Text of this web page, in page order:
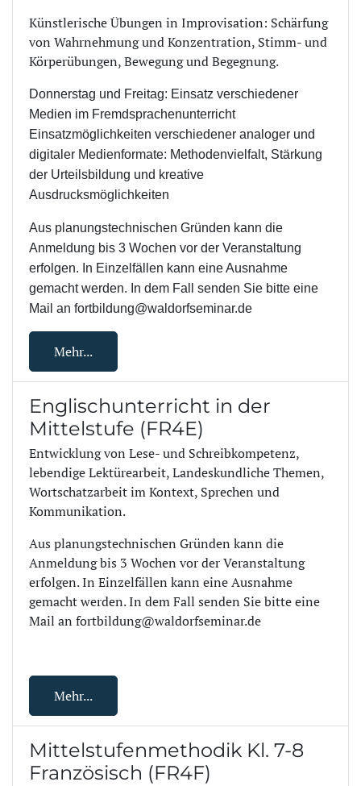
Künstlerische Übungen in Improvisation: Schärfung
von Wahrnehmung und Konzentration, Stimm- und
Körperübungen, Bewegung und Begegnung.
Donnerstag und Freitag: Einsatz verschiedener
Medien im Fremdsprachenunterricht
Einsatzmöglichkeiten verschiedener analoger und
digitaler Medienformate: Methodenvielfalt, Stärkung
der Urteilsbildung und kreative
Ausdrucksmöglichkeiten
Aus planungstechnischen Gründen kann die
Anmeldung bis 3 Wochen vor der Veranstaltung
erfolgen. In Einzelfällen kann eine Ausnahme
gemacht werden. In dem Fall senden Sie bitte eine
Mail an fortbildung@waldorfseminar.de
Mehr...
Englischunterricht in der
Mittelstufe (FR4E)
Entwicklung von Lese- und Schreibkompetenz,
lebendige Lektürearbeit, Landeskundliche Themen,
Wortschatzarbeit im Kontext, Sprechen und
Kommunikation.
Aus planungstechnischen Gründen kann die
Anmeldung bis 3 Wochen vor der Veranstaltung
erfolgen. In Einzelfällen kann eine Ausnahme
gemacht werden. In dem Fall senden Sie bitte eine
Mail an fortbildung@waldorfseminar.de
Mehr...
Mittelstufenmethodik Kl. 7-8
Französisch (FR4F)